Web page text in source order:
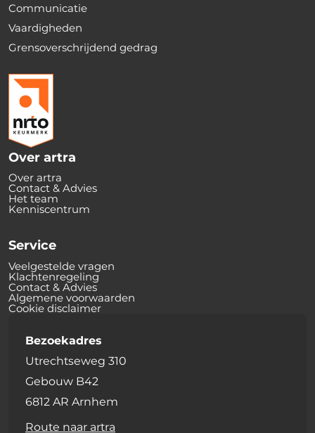
Communicatie
Vaardigheden
Grensoverschrijdend gedrag
Over artra
Over artra
Contact & Advies
Het team
Kenniscentrum
Service
Veelgestelde vragen
Klachtenregeling
Contact & Advies
Algemene voorwaarden
Cookie disclaimer
Bezoekadres
Utrechtseweg 310
Gebouw B42
6812 AR Arnhem
Route naar artra